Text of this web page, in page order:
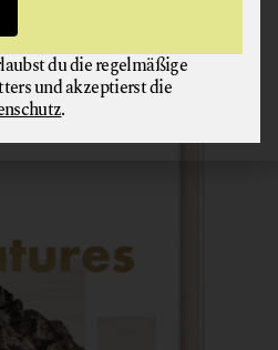
etwas wirklich bio?
du die regelmäßige
und akzeptierst die
.